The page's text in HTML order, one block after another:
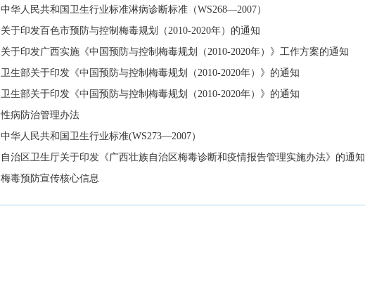
中华人民共和国卫生行业标准淋病诊断标准（WS268—2007）
关于印发百色市预防与控制梅毒规划（2010-2020年）的通知
关于印发广西实施《中国预防与控制梅毒规划（2010-2020年）》工作方案的通知
卫生部关于印发《中国预防与控制梅毒规划（2010-2020年）》的通知
卫生部关于印发《中国预防与控制梅毒规划（2010-2020年）》的通知
性病防治管理办法
中华人民共和国卫生行业标准(WS273—2007）
自治区卫生厅关于印发《广西壮族自治区梅毒诊断和疫情报告管理实施办法》的通知
梅毒预防宣传核心信息